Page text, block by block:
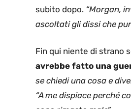
subito dopo. “Morgan,
ascoltati gli dissi che
Fin qui niente di strano
avrebbe fatto una
se chiedi una cosa e
“A me dispiace perché